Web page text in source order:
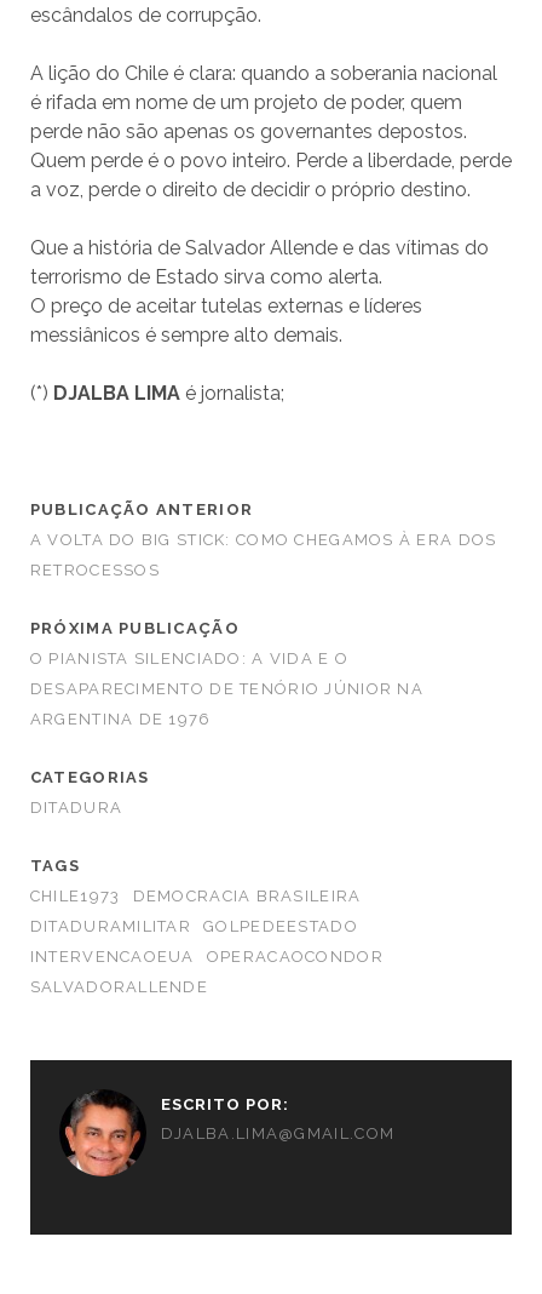
escândalos de corrupção.
A lição do Chile é clara: quando a soberania nacional
é rifada em nome de um projeto de poder, quem
perde não são apenas os governantes depostos.
Quem perde é o povo inteiro. Perde a liberdade, perde
a voz, perde o direito de decidir o próprio destino.
Que a história de Salvador Allende e das vítimas do
terrorismo de Estado sirva como alerta.
O preço de aceitar tutelas externas e líderes
messiânicos é sempre alto demais.
(*) DJALBA LIMAé jornalista;
PUBLICAÇÃO ANTERIOR
A VOLTA DO BIG STICK: COMO CHEGAMOS À ERA DOS
RETROCESSOS
PRÓXIMA PUBLICAÇÃO
O PIANISTA SILENCIADO: A VIDA E O
DESAPARECIMENTO DE TENÓRIO JÚNIOR NA
ARGENTINA DE 1976
CATEGORIAS
DITADURA
TAGS
CHILE1973
DEMOCRACIA BRASILEIRA
DITADURAMILITAR
GOLPEDEESTADO
INTERVENCAOEUA
OPERACAOCONDOR
SALVADORALLENDE
ESCRITO POR:
DJALBA.LIMA@GMAIL.COM